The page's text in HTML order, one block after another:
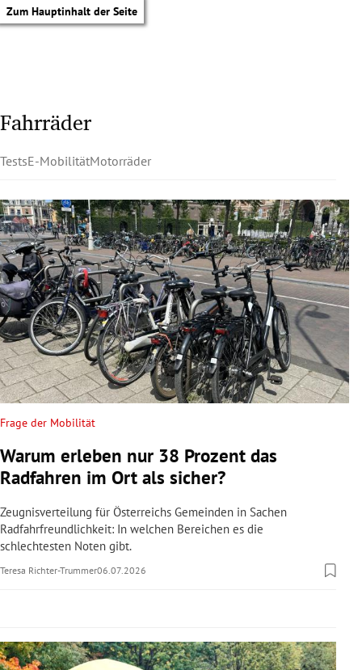
Zum Hauptinhalt der Seite
Untermenü
Untermenü
Untermenü
Untermenü
Untermenü
Untermenü
Untermenü
Fahrräder
TestsE-MobilitätMotorräder
Frage der Mobilität
Warum erleben nur 38 Prozent das
Radfahren im Ort als sicher?
Zeugnisverteilung für Österreichs Gemeinden in Sachen
Radfahrfreundlichkeit: In welchen Bereichen es die
schlechtesten Noten gibt.
Teresa Richter-Trummer06.07.2026